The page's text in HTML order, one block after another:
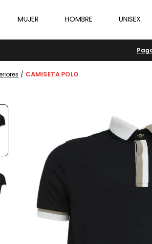
MUJER HOMBRE UNISEX
CAMISETA POLO